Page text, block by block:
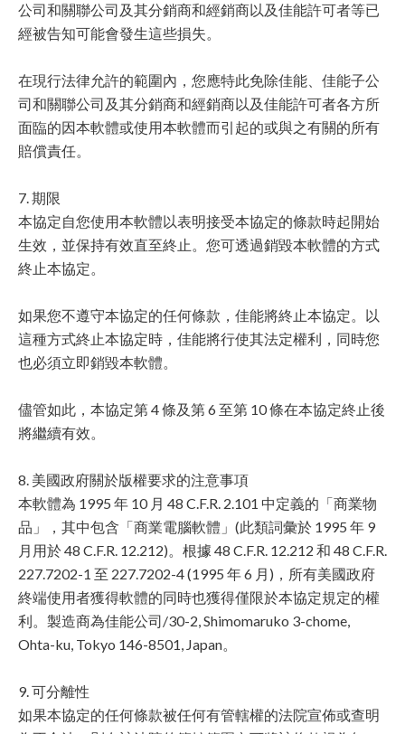
公司和關聯公司及其分銷商和經銷商以及佳能許可者等已
經被告知可能會發生這些損失。
在現行法律允許的範圍內，您應特此免除佳能、佳能子公
司和關聯公司及其分銷商和經銷商以及佳能許可者各方所
面臨的因本軟體或使用本軟體而引起的或與之有關的所有
賠償責任。
7. 期限
本協定自您使用本軟體以表明接受本協定的條款時起開始
生效，並保持有效直至終止。您可透過銷毀本軟體的方式
終止本協定。
如果您不遵守本協定的任何條款，佳能將終止本協定。以
這種方式終止本協定時，佳能將行使其法定權利，同時您
也必須立即銷毀本軟體。
儘管如此，本協定第 4 條及第 6 至第 10 條在本協定終止後
將繼續有效。
8. 美國政府關於版權要求的注意事項
本軟體為 1995 年 10 月 48 C.F.R. 2.101 中定義的「商業物
品」，其中包含「商業電腦軟體」(此類詞彙於 1995 年 9
月用於 48 C.F.R. 12.212)。根據 48 C.F.R. 12.212 和 48 C.F.R.
227.7202-1 至 227.7202-4 (1995 年 6 月)，所有美國政府
終端使用者獲得軟體的同時也獲得僅限於本協定規定的權
利。製造商為佳能公司/30-2, Shimomaruko 3-chome,
Ohta-ku, Tokyo 146-8501, Japan。
9. 可分離性
如果本協定的任何條款被任何有管轄權的法院宣佈或查明